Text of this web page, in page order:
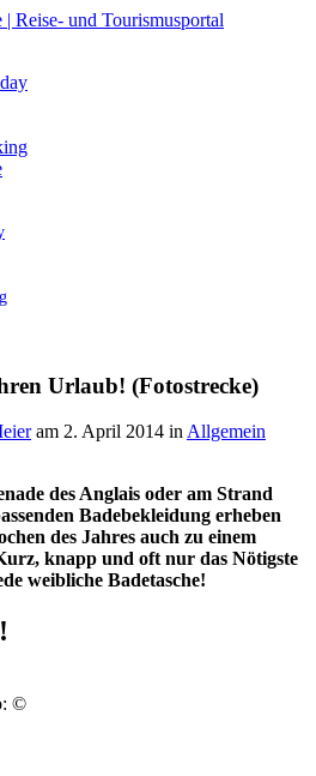
Urlaub! (Fotostrecke)
am 2. April 2014 inAllgemein
des Anglais oder am Strand
Badebekleidung erheben
des Jahres auch zu einem
knapp und oft nur das Nötigste
weibliche Badetasche!
©